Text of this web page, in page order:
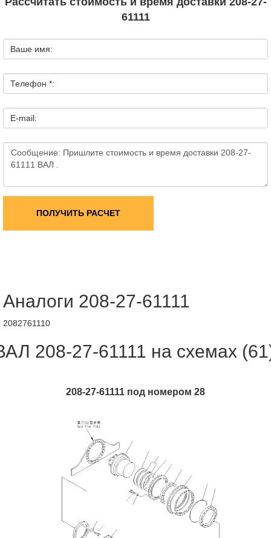
61111
Ваше имя:
Телефон *:
E-mail:
ПОЛУЧИТЬ РАСЧЕТ
Аналоги 208-27-61111
2082761110
208-27-61111 на схемах
208-27-61111 под номером 28